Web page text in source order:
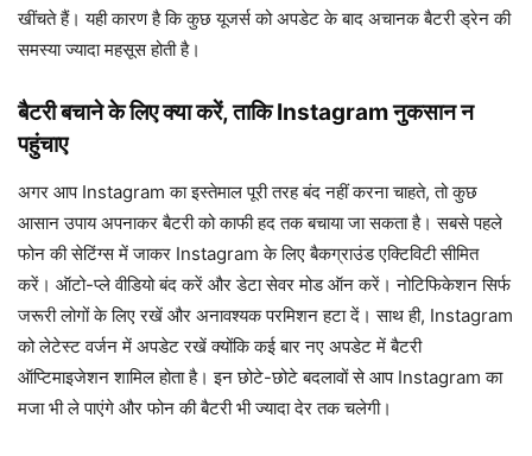
खींचते हैं। यही कारण है कि कुछ यूजर्स को अपडेट के बाद अचानक बैटरी ड्रेन की
समस्या ज्यादा महसूस होती है।
बैटरी बचाने के लिए क्या करें, ताकि Instagram नुकसान न
पहुंचाए
अगर आप Instagram का इस्तेमाल पूरी तरह बंद नहीं करना चाहते, तो कुछ
आसान उपाय अपनाकर बैटरी को काफी हद तक बचाया जा सकता है। सबसे पहले
फोन की सेटिंग्स में जाकर Instagram के लिए बैकग्राउंड एक्टिविटी सीमित
करें। ऑटो-प्ले वीडियो बंद करें और डेटा सेवर मोड ऑन करें। नोटिफिकेशन सिर्फ
जरूरी लोगों के लिए रखें और अनावश्यक परमिशन हटा दें। साथ ही, Instagram
को लेटेस्ट वर्जन में अपडेट रखें क्योंकि कई बार नए अपडेट में बैटरी
ऑप्टिमाइजेशन शामिल होता है। इन छोटे-छोटे बदलावों से आप Instagram का
मजा भी ले पाएंगे और फोन की बैटरी भी ज्यादा देर तक चलेगी।